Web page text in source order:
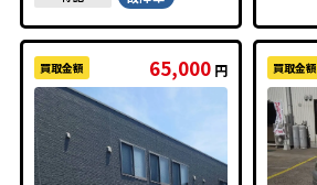
買取金額 65,000 円 買取金額